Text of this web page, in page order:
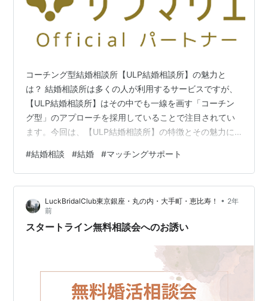
コーチング型結婚相談所【ULP結婚相談所】の魅力と
は？ 結婚相談所は多くの人が利用するサービスですが、
【ULP結婚相談所】はその中でも一線を画す「コーチン
グ型」のアプローチを採用していることで注目されてい
ます。今回は、【ULP結婚相談所】の特徴とその魅力に
【ULP結婚相談所】の最大の特徴は、そのコーチング型
アプローチです。従来の結婚相談所では、単にプロフィ
ールをマッチングするだけのサービスが多いですが、
【ULP結婚相談所】では、一歩進んで「コーチング」を
取り入れています。 コーチング型アプローチとは、専門
のコーチが個別にサポートし、クライアン…
#結婚相談 #結婚 #マッチングサポート
LuckBridalClub東京銀座・丸の内・大手町・恵比寿！ • 2年
前
スタートライン無料相談会へのお誘い